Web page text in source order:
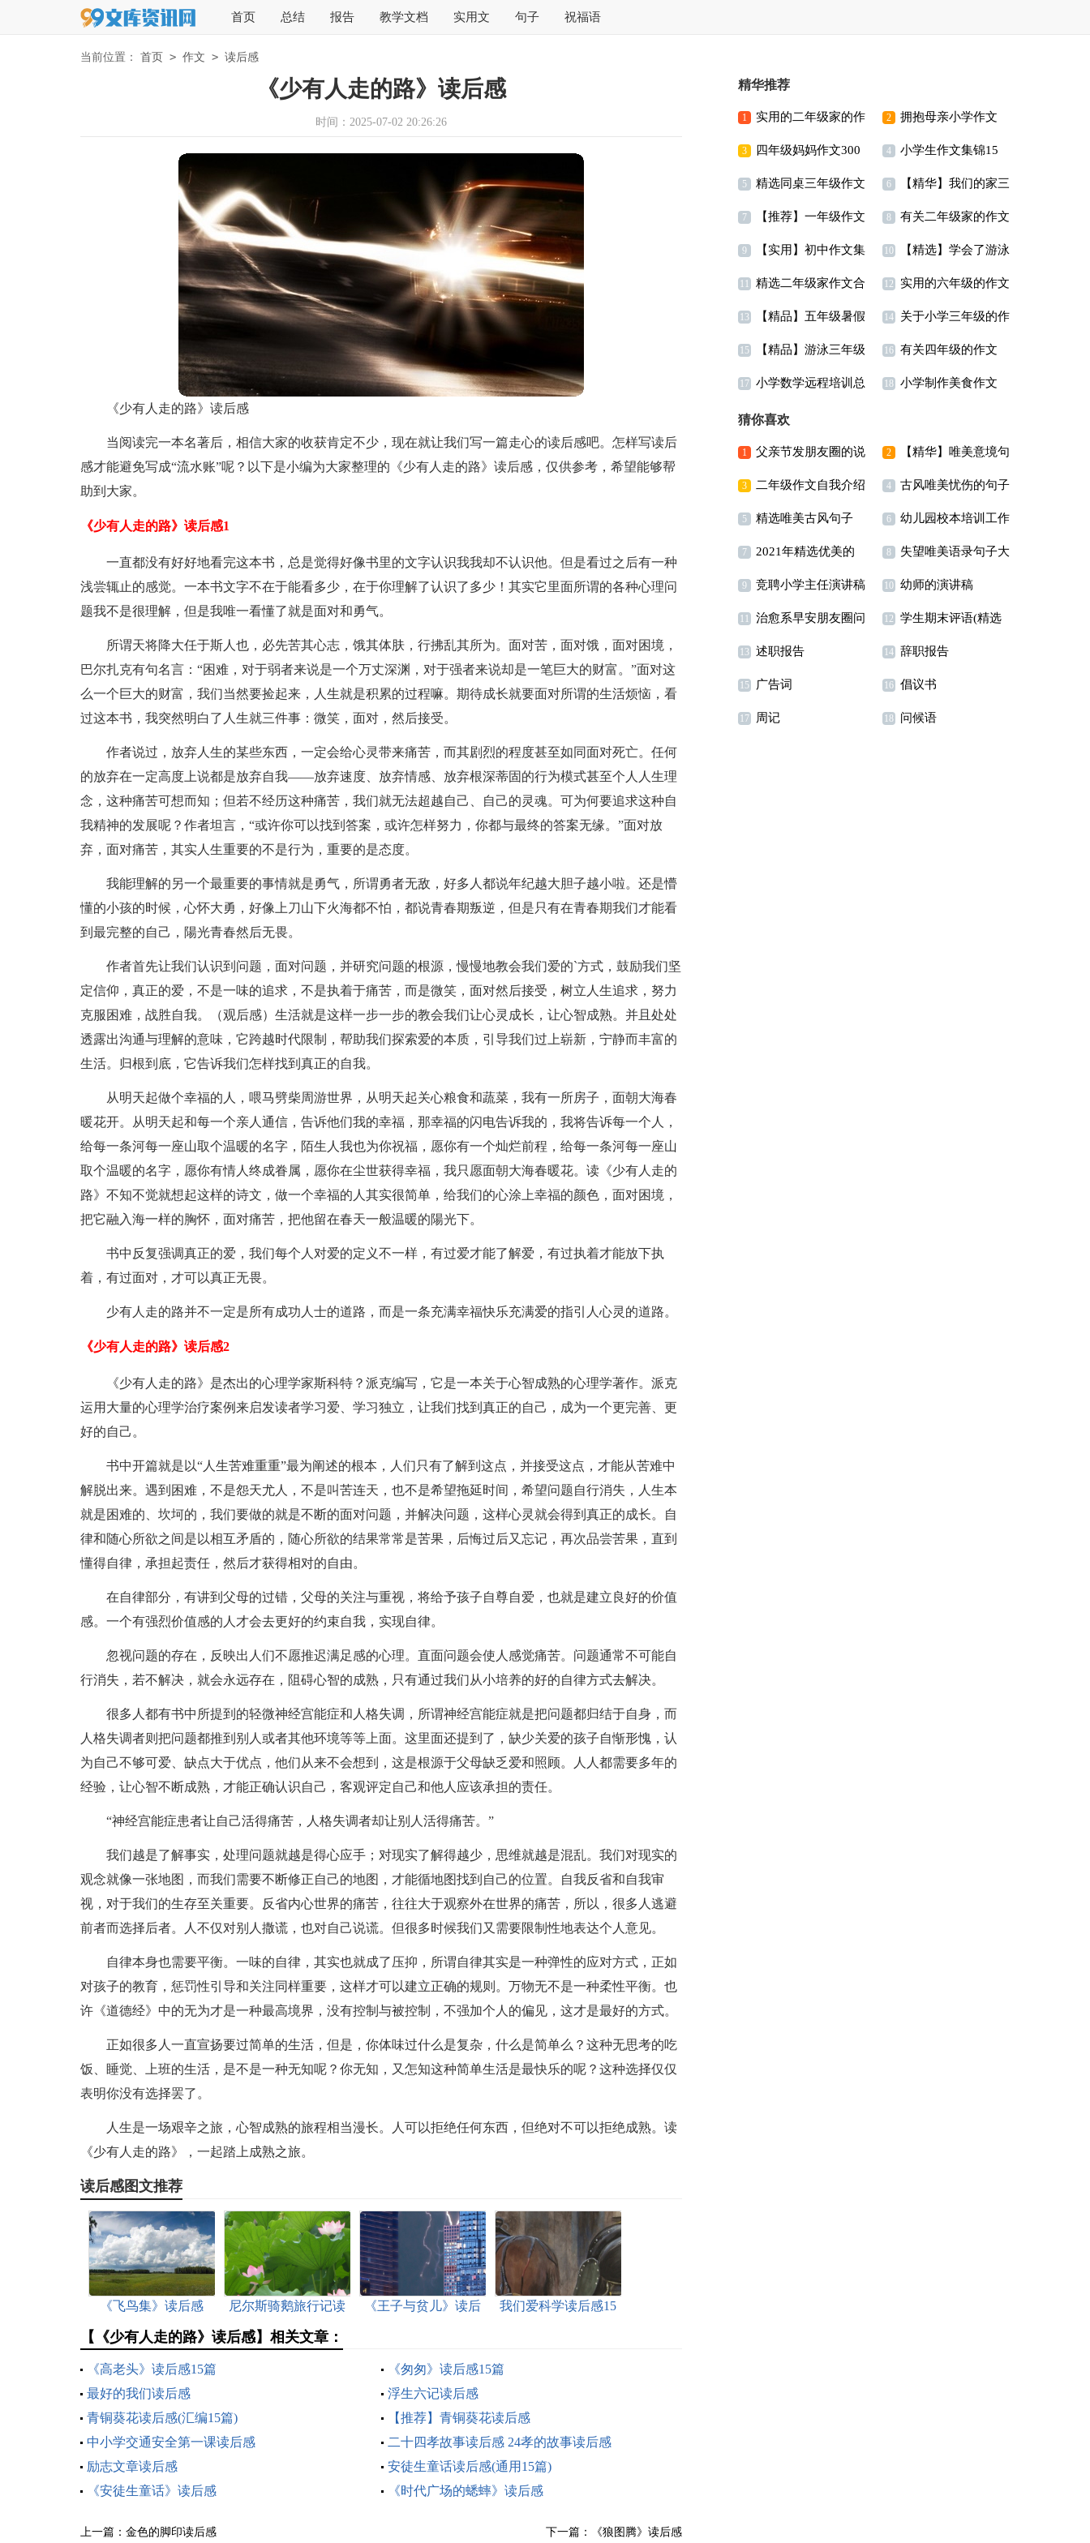
首页 总结 报告 教学文档 实用文 句子 祝福语
当前位置： 首页 > 作文 > 读后感
《少有人走的路》读后感
时间：2025-07-02 20:26:26
《少有人走的路》读后感
当阅读完一本名著后，相信大家的收获肯定不少，现在就让我们写一篇走心的读后感吧。怎样写读后
感才能避免写成“流水账”呢？以下是小编为大家整理的《少有人走的路》读后感，仅供参考，希望能够帮
助到大家。
《少有人走的路》读后感1
一直都没有好好地看完这本书，总是觉得好像书里的文字认识我我却不认识他。但是看过之后有一种
浅尝辄止的感觉。一本书文字不在于能看多少，在于你理解了认识了多少！其实它里面所谓的各种心理问
题我不是很理解，但是我唯一看懂了就是面对和勇气。
所谓天将降大任于斯人也，必先苦其心志，饿其体肤，行拂乱其所为。面对苦，面对饿，面对困境，
巴尔扎克有句名言：“困难，对于弱者来说是一个万丈深渊，对于强者来说却是一笔巨大的财富。”面对这
么一个巨大的财富，我们当然要捡起来，人生就是积累的过程嘛。期待成长就要面对所谓的生活烦恼，看
过这本书，我突然明白了人生就三件事：微笑，面对，然后接受。
作者说过，放弃人生的某些东西，一定会给心灵带来痛苦，而其剧烈的程度甚至如同面对死亡。任何
的放弃在一定高度上说都是放弃自我——放弃速度、放弃情感、放弃根深蒂固的行为模式甚至个人人生理
念，这种痛苦可想而知；但若不经历这种痛苦，我们就无法超越自己、自己的灵魂。可为何要追求这种自
我精神的发展呢？作者坦言，“或许你可以找到答案，或许怎样努力，你都与最终的答案无缘。”面对放
弃，面对痛苦，其实人生重要的不是行为，重要的是态度。
我能理解的另一个最重要的事情就是勇气，所谓勇者无敌，好多人都说年纪越大胆子越小啦。还是懵
懂的小孩的时候，心怀大勇，好像上刀山下火海都不怕，都说青春期叛逆，但是只有在青春期我们才能看
到最完整的自己，陽光青春然后无畏。
作者首先让我们认识到问题，面对问题，并研究问题的根源，慢慢地教会我们爱的`方式，鼓励我们坚
定信仰，真正的爱，不是一味的追求，不是执着于痛苦，而是微笑，面对然后接受，树立人生追求，努力
克服困难，战胜自我。（观后感）生活就是这样一步一步的教会我们让心灵成长，让心智成熟。并且处处
透露出沟通与理解的意味，它跨越时代限制，帮助我们探索爱的本质，引导我们过上崭新，宁静而丰富的
生活。归根到底，它告诉我们怎样找到真正的自我。
从明天起做个幸福的人，喂马劈柴周游世界，从明天起关心粮食和蔬菜，我有一所房子，面朝大海春
暖花开。从明天起和每一个亲人通信，告诉他们我的幸福，那幸福的闪电告诉我的，我将告诉每一个人，
给每一条河每一座山取个温暖的名字，陌生人我也为你祝福，愿你有一个灿烂前程，给每一条河每一座山
取个温暖的名字，愿你有情人终成眷属，愿你在尘世获得幸福，我只愿面朝大海春暖花。读《少有人走的
路》不知不觉就想起这样的诗文，做一个幸福的人其实很简单，给我们的心涂上幸福的颜色，面对困境，
把它融入海一样的胸怀，面对痛苦，把他留在春天一般温暖的陽光下。
书中反复强调真正的爱，我们每个人对爱的定义不一样，有过爱才能了解爱，有过执着才能放下执
着，有过面对，才可以真正无畏。
少有人走的路并不一定是所有成功人士的道路，而是一条充满幸福快乐充满爱的指引人心灵的道路。
《少有人走的路》读后感2
《少有人走的路》是杰出的心理学家斯科特？派克编写，它是一本关于心智成熟的心理学著作。派克
运用大量的心理学治疗案例来启发读者学习爱、学习独立，让我们找到真正的自己，成为一个更完善、更
好的自己。
书中开篇就是以“人生苦难重重”最为阐述的根本，人们只有了解到这点，并接受这点，才能从苦难中
解脱出来。遇到困难，不是怨天尤人，不是叫苦连天，也不是希望拖延时间，希望问题自行消失，人生本
就是困难的、坎坷的，我们要做的就是不断的面对问题，并解决问题，这样心灵就会得到真正的成长。自
律和随心所欲之间是以相互矛盾的，随心所欲的结果常常是苦果，后悔过后又忘记，再次品尝苦果，直到
懂得自律，承担起责任，然后才获得相对的自由。
在自律部分，有讲到父母的过错，父母的关注与重视，将给予孩子自尊自爱，也就是建立良好的价值
感。一个有强烈价值感的人才会去更好的约束自我，实现自律。
忽视问题的存在，反映出人们不愿推迟满足感的心理。直面问题会使人感觉痛苦。问题通常不可能自
行消失，若不解决，就会永远存在，阻碍心智的成熟，只有通过我们从小培养的好的自律方式去解决。
很多人都有书中所提到的轻微神经宫能症和人格失调，所谓神经宫能症就是把问题都归结于自身，而
人格失调者则把问题都推到别人或者其他环境等等上面。这里面还提到了，缺少关爱的孩子自惭形愧，认
为自己不够可爱、缺点大于优点，他们从来不会想到，这是根源于父母缺乏爱和照顾。人人都需要多年的
经验，让心智不断成熟，才能正确认识自己，客观评定自己和他人应该承担的责任。
“神经宫能症患者让自己活得痛苦，人格失调者却让别人活得痛苦。”
我们越是了解事实，处理问题就越是得心应手；对现实了解得越少，思维就越是混乱。我们对现实的
观念就像一张地图，而我们需要不断修正自己的地图，才能循地图找到自己的位置。自我反省和自我审
视，对于我们的生存至关重要。反省内心世界的痛苦，往往大于观察外在世界的痛苦，所以，很多人逃避
前者而选择后者。人不仅对别人撒谎，也对自己说谎。但很多时候我们又需要限制性地表达个人意见。
自律本身也需要平衡。一味的自律，其实也就成了压抑，所谓自律其实是一种弹性的应对方式，正如
对孩子的教育，惩罚性引导和关注同样重要，这样才可以建立正确的规则。万物无不是一种柔性平衡。也
许《道德经》中的无为才是一种最高境界，没有控制与被控制，不强加个人的偏见，这才是最好的方式。
正如很多人一直宣扬要过简单的生活，但是，你体味过什么是复杂，什么是简单么？这种无思考的吃
饭、睡觉、上班的生活，是不是一种无知呢？你无知，又怎知这种简单生活是最快乐的呢？这种选择仅仅
表明你没有选择罢了。
人生是一场艰辛之旅，心智成熟的旅程相当漫长。人可以拒绝任何东西，但绝对不可以拒绝成熟。读
《少有人走的路》，一起踏上成熟之旅。
读后感图文推荐
《飞鸟集》读后感
尼尔斯骑鹅旅行记读
《王子与贫儿》读后
我们爱科学读后感15
【《少有人走的路》读后感】相关文章：
《高老头》读后感15篇
《匆匆》读后感15篇
最好的我们读后感
浮生六记读后感
青铜葵花读后感(汇编15篇)
【推荐】青铜葵花读后感
中小学交通安全第一课读后感
二十四孝故事读后感 24孝的故事读后感
励志文章读后感
安徒生童话读后感(通用15篇)
《安徒生童话》读后感
《时代广场的蟋蟀》读后感
上一篇： 金色的脚印读后感 下一篇： 《狼图腾》读后感
精华推荐
1 实用的二年级家的作
文合集6篇
2 拥抱母亲小学作文
3 四年级妈妈作文300
字汇编5篇
4 小学生作文集锦15
篇
5 精选同桌三年级作文
300字汇总5篇
6 【精华】我们的家三
年级作文汇编5篇
7 【推荐】一年级作文
汇总七篇
8 有关二年级家的作文
合集八篇
9 【实用】初中作文集
锦4篇
10 【精选】学会了游泳
三年级作文300字3篇
11 精选二年级家作文合
集九篇
12 实用的六年级的作文
300字集锦9篇
13 【精品】五年级暑假
作文汇总9篇
14 关于小学三年级的作
文三篇
15 【精品】游泳三年级
作文300字七篇
16 有关四年级的作文
300字合集5篇
17 小学数学远程培训总
结
18 小学制作美食作文
猜你喜欢
1 父亲节发朋友圈的说
说6篇
2 【精华】唯美意境句
子锦集79条
3 二年级作文自我介绍 4 古风唯美忧伤的句子
5 精选唯美古风句子
90句
6 幼儿园校本培训工作
总结
7 2021年精选优美的
晚安朋友圈问候语集锦
75条
8 失望唯美语录句子大
全（通用100句）
9 竞聘小学主任演讲稿
六篇
10 幼师的演讲稿
11 治愈系早安朋友圈问
候语42句
12 学生期末评语(精选
15篇)
13 述职报告 14 辞职报告
15 广告词 16 倡议书
17 周记 18 问候语